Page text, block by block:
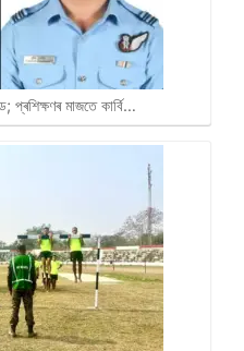
প্ৰশিক্ষণৰ মাজতে কাৰ্বি…